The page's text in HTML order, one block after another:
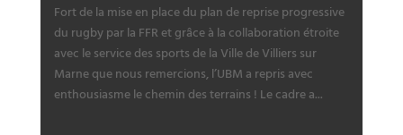
Fort de la mise en place du plan de reprise progressive
du rugby par la FFR et grâce à la collaboration étroite
avec le service des sports de la Ville de Villiers sur
Marne que nous remercions, l’UBM a repris avec
enthousiasme le chemin des terrains ! Le cadre a...